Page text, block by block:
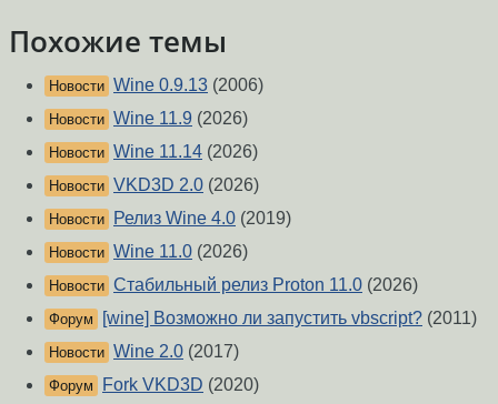
Похожие темы
Новости Wine 0.9.13 (2006)
Новости Wine 11.9 (2026)
Новости Wine 11.14 (2026)
Новости VKD3D 2.0 (2026)
Новости Релиз Wine 4.0 (2019)
Новости Wine 11.0 (2026)
Новости Стабильный релиз Proton 11.0 (2026)
Форум [wine] Возможно ли запустить vbscript? (2011)
Новости Wine 2.0 (2017)
Форум Fork VKD3D (2020)